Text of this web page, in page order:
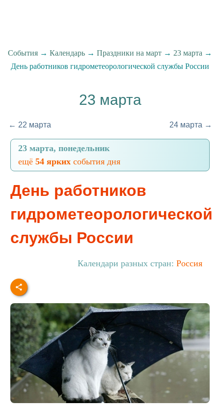
События → Календарь → Праздники на март → 23 марта →
День работников гидрометеорологической службы России
23 марта
← 22 марта 24 марта →
23 марта, понедельник
ещё 54 ярких события дня
День работников
гидрометеорологической
службы России
Календари разных стран: Россия